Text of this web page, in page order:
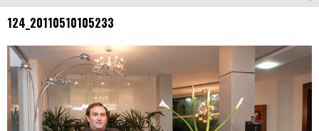
COLINEAL – Especial Interiorismo & Decoración 2026
124_20110510105233